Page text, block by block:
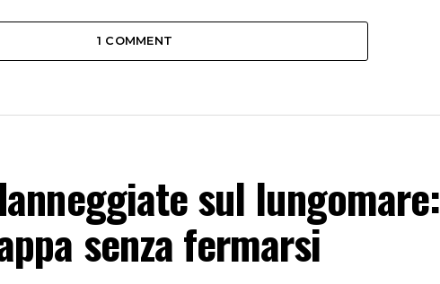
1 COMMENT
sul lungomare:
senza fermarsi